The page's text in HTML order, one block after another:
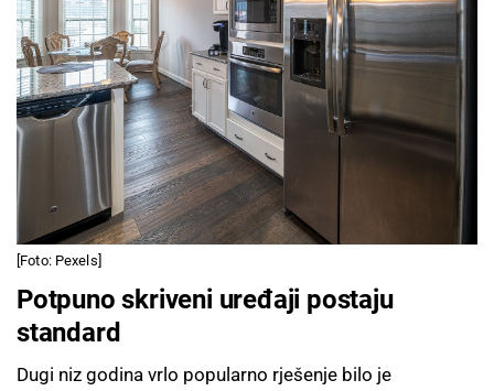
[Foto: Pexels]
Potpuno skriveni uređaji postaju
standard
Dugi niz godina vrlo popularno rješenje bilo je